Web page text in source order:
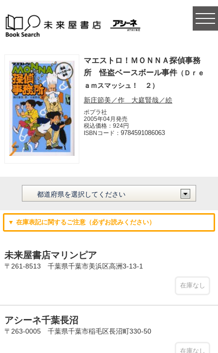
マエストロ！ＭＯＮＮＡ探偵事務
所 怪盗ベースボール事件（Ｄｒｅ
ａｍスマッシュ！ ２）
新庄節美／作 大庭賢哉／絵
ポプラ社
2005年04月発売
税込価格：924円
ISBNコード：9784591086063
▼ 在庫表記に関するご注意（必ずお読みください）
未来屋書店マリンピア
〒261-8513 千葉県千葉市美浜区高洲3-13-1
在庫なし
アシーネ千葉長沼
〒263-0005 千葉県千葉市稲毛区長沼町330-50
在庫なし